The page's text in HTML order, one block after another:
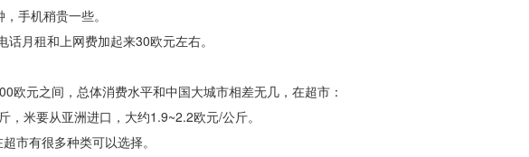
手机稍贵一些。
月租和上网费加起来30欧元左右。
欧元之间，总体消费水平和中国大城市相差无几，在超市：
米要从亚洲进口，大约1.9~2.2欧元/公斤。
市有很多种类可以选择。